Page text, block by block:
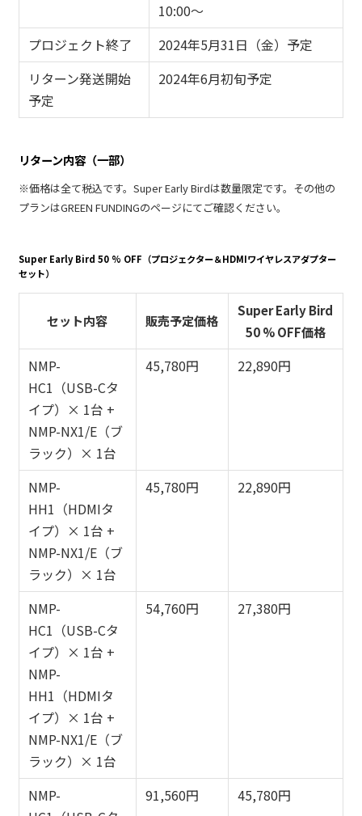
10:00～
プロジェクト終了
2024年5月31日（金）予定
リターン発送開始
予定
2024年6月初旬予定
リターン内容（一部）
※価格は全て税込です。Super Early Birdは数量限定です。その他の
プランはGREEN FUNDINGのページにてご確認ください。
Super Early Bird 50 % OFF（プロジェクター＆HDMIワイヤレスアダプター
セット）
セット内容 販売予定価格
Super Early Bird
50 % OFF価格
NMP-
HC1（USB-Cタ
イプ）× 1台 +
NMP-NX1/E（ブ
ラック）× 1台
45,780円 22,890円
NMP-
HH1（HDMIタ
イプ）× 1台 +
NMP-NX1/E（ブ
ラック）× 1台
45,780円 22,890円
NMP-
HC1（USB-Cタ
イプ）× 1台 +
NMP-
HH1（HDMIタ
イプ）× 1台 +
NMP-NX1/E（ブ
ラック）× 1台
54,760円 27,380円
NMP-
91,560円 45,780円